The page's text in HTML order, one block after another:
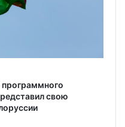
программного
свою